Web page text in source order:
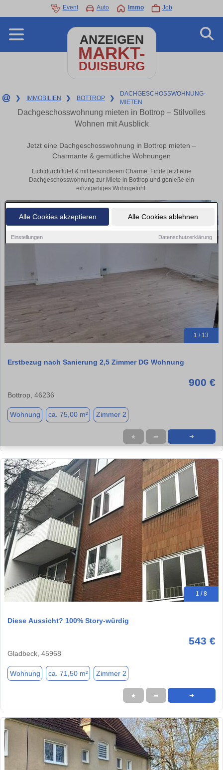
Alle Cookies akzeptieren Alle Cookies ablehnen
Einstellungen Datenschutzerklärung
Event Auto Immo Job
ANZEIGEN
MARKT-
DUISBURG
❯ IMMOBILIEN ❯ BOTTROP ❯
DACHGESCHOSSWOHNUNG-
MIETEN
Dachgeschosswohnung mieten in Bottrop – Stilvolles
Wohnen mit Ausblick
Jetzt eine Dachgeschosswohnung in Bottrop mieten –
Charmante & gemütliche Wohnungen
Lichtdurchflutet & mit besonderem Charme: Finde jetzt eine
Dachgeschosswohnung zur Miete in Bottrop und genieße ein
einzigartiges Wohngefühl.
1 / 13
Erstbezug nach Sanierung 2,5 Zimmer DG Wohnung
900 €
Bottrop, 46236
Wohnung ca. 75,00 m² Zimmer 2
★ ➦ ➜
1 / 8
Diese Aussicht? 100% Story-würdig
543 €
Gladbeck, 45968
Wohnung ca. 71,50 m² Zimmer 2
★ ➦ ➜